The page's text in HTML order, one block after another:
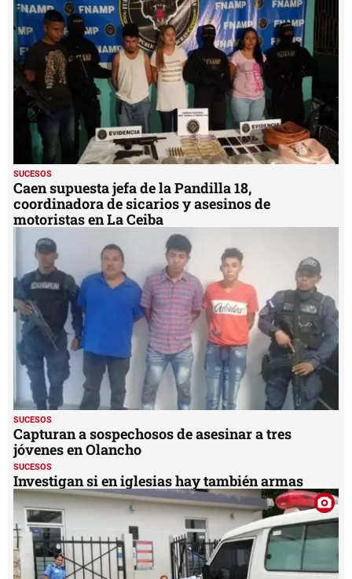
29
seconds
SUCESOS
Caen supuesta jefa de la Pandilla 18,
coordinadora de sicarios y asesinos de
motoristas en La Ceiba
SUCESOS
Capturan a sospechosos de asesinar a tres
jóvenes en Olancho
SUCESOS
Investigan si en iglesias hay también armas